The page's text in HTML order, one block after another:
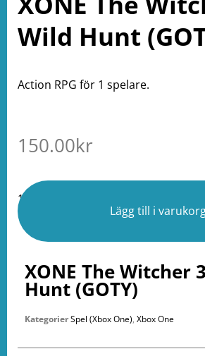
Wild Hunt
Action RPG för 1 spelare.
150.00kr
1 i lager
Lägg till i
XONE The Witcher
Hunt (GOTY)
KategorierSpel (Xbox One), Xbox One